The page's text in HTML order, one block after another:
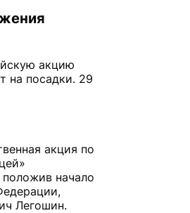
акцию
на посадки. 29
акция по
начало
Легошин.